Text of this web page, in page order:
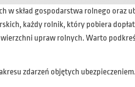
w skład gospodarstwa rolnego oraz
każdy rolnik, który pobiera
upraw rolnych. Warto
zdarzeń objętych ubezpieczeniem.